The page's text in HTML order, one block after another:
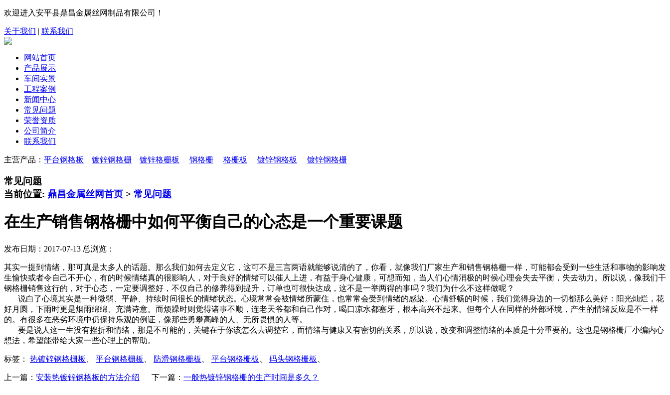
欢迎进入安平县鼎昌金属丝网制品有限公司！
关于我们 | 联系我们
网站首页
产品展示
车间实景
工程案例
新闻中心
常见问题
荣誉资质
公司简介
联系我们
主营产品： 平台钢格板 镀锌钢格栅 镀锌格栅板 钢格栅 格栅板 镀锌钢格板 镀锌钢格栅
常见问题
当前位置: 鼎昌金属丝网首页 > 常见问题
在生产销售钢格栅中如何平衡自己的心态是一个重要课题
发布日期：2017-07-13 总浏览：
其实一提到情绪，那可真是太多人的话题。那么我们如何去定义它，这可不是三言两语就能够说清的了，你看，就像我们厂家生产和销售钢格栅一样，可能都会受到一些生活和事物的影响发
生愉快或者令自己不开心，有的时候情绪真的很影响人，对于良好的情绪可以催人上进，有益于身心健康，可想而知，当人们心情消极的时侯心理会失去平衡，失去动力。所以说，像我们干
钢格栅销售这行的，对于心态，一定要调整好，不仅自己的修养得到提升，订单也可很快达成，这不是一举两得的事吗？我们为什么不这样做呢？
说白了心境其实是一种微弱、平静、持续时间很长的情绪状态。心境常常会被情绪所蒙住，也常常会受到情绪的感染。心情舒畅的时候，我们觉得身边的一切都那么美好：阳光灿烂，花
好月圆，下雨时更是烟雨绵绵、充满诗意。而烦躁时则觉得诸事不顺，连老天爷都和自己作对，喝口凉水都塞牙，根本高兴不起来。但每个人在同样的外部环境，产生的情绪反应是不一样
的。有很多在恶劣环境中仍保持乐观的例证，像那些勇攀高峰的人、无所畏惧的人等。
要是说人这一生没有挫折和情绪，那是不可能的，关键在于你该怎么去调整它，而情绪与健康又有密切的关系，所以说，改变和调整情绪的本质是十分重要的。这也是钢格栅厂小编内心
想法，希望能带给大家一些心理上的帮助。
标签： 热镀锌钢格栅板 平台钢格栅板 防滑钢格栅板 平台钢格栅板 码头钢格栅板
上一篇： 安装热镀锌钢格板的方法介绍 下一篇： 一般热镀锌钢格栅的生产时间是多久？